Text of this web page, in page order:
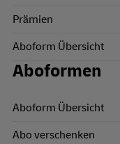
Prämien
Aboform Übersicht
Aboformen
Aboform Übersicht
Abo verschenken